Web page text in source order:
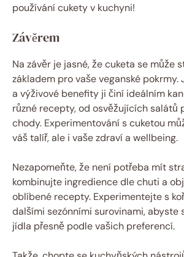
používání cukety v kuchyni!
Závěrem
Na závěr je jasné, že cuketa se může
základem pro vaše veganské pokrmy.
a výživové benefity ji činí ideálním
různé recepty, od osvěžujících salátů
chody. Experimentování s cuketou
váš talíř, ale i vaše zdraví a wellbeing.
Nezapomeňte, že není potřeba mít
kombinujte ingredience dle chuti a
oblíbené recepty. Experimentejte s
dalšími sezónními surovinami, abyste
jídla přesně podle vašich preferencí.